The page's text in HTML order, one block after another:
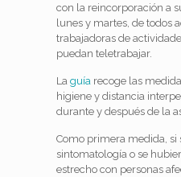
con la reincorporación a
lunes y martes, de todos
trabajadoras de
puedan teletrabajar.
La guía recoge las
higiene y distancia
durante y después de la
Como primera medida, si
sintomatología o se
estrecho con personas